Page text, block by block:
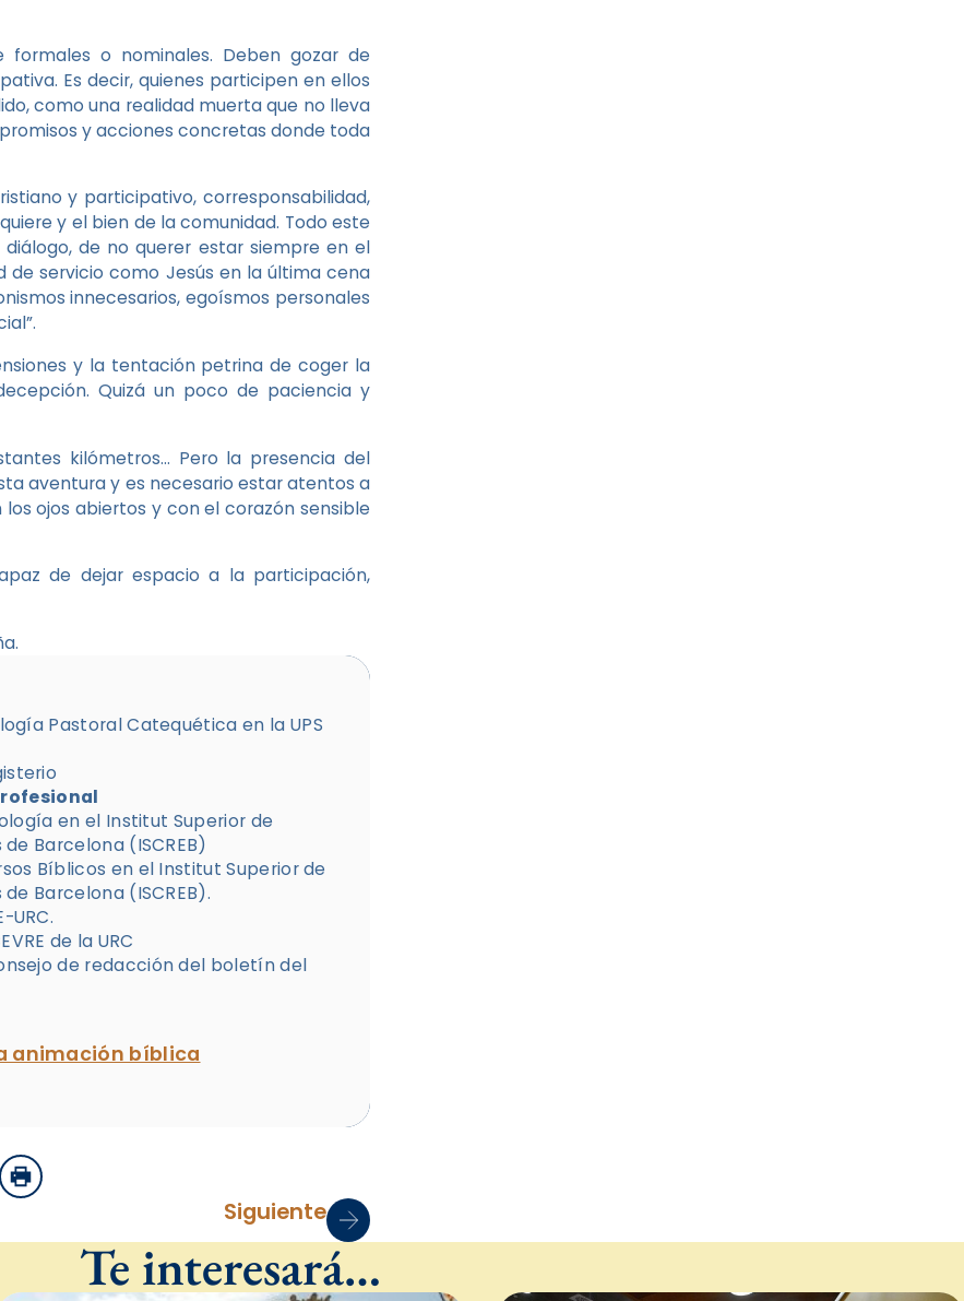
o nominales. Deben gozar de
Es decir, quienes participen en ellos
como una realidad muerta que no lleva
y acciones concretas donde toda
y participativo, corresponsabilidad,
y el bien de la comunidad. Todo este
de no querer estar siempre en el
servicio como Jesús en la última cena
innecesarios, egoísmos personales
y la tentación petrina de coger la
Quizá un poco de paciencia y
kilómetros… Pero la presencia del
aventura y es necesario estar atentos a
ojos abiertos y con el corazón sensible
de dejar espacio a la participación,
Pastoral Catequética en la UPS
en el Institut Superior de
Barcelona (ISCREB)
Bíblicos en el Institut Superior de
Barcelona (ISCREB).
URC.
de la URC
de redacción del boletín del
animación bíblica
Imprimir
Siguiente
Te interesará…